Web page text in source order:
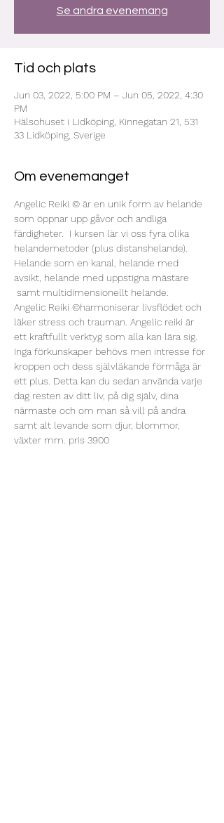
Se andra evenemang
Tid och plats
Jun 03, 2022, 5:00 PM – Jun 05, 2022, 4:30
PM
Hälsohuset i Lidköping, Kinnegatan 21, 531
33 Lidköping, Sverige
Om evenemanget
Angelic Reiki © är en unik form av helande
som öppnar upp gåvor och andliga
färdigheter.  I kursen lär vi oss fyra olika
helandemetoder (plus distanshelande).
Helande som en kanal, helande med
avsikt, helande med uppstigna mästare
samt multidimensionellt helande.
Angelic Reiki ©harmoniserar livsflödet och
läker stress och trauman. Angelic reiki är
ett kraftfullt verktyg som alla kan lära sig.
Inga förkunskaper behövs men intresse för
kroppen och dess självläkande förmåga är
ett plus. Detta kan du sedan använda varje
dag resten av ditt liv, på dig själv, dina
närmaste och om man så vill på andra
samt alt levande som djur, blommor,
växter mm. pris 3900